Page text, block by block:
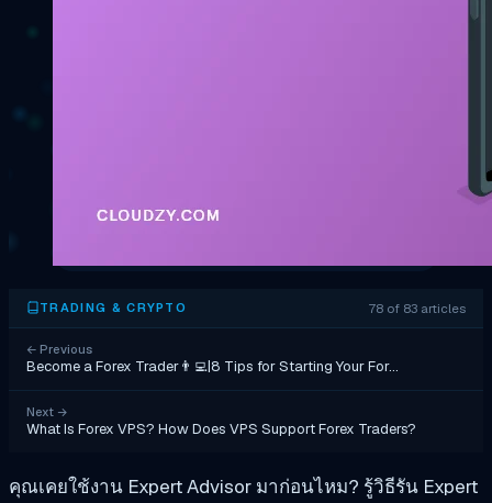
TRADING & CRYPTO 78 of 83 articles
← Previous
Become a Forex Trader👨‍💻|8 Tips for Starting Your For…
Next →
What Is Forex VPS? How Does VPS Support Forex Traders?
คุณเคยใช้งาน Expert Advisor มาก่อนไหม? รู้วิธีรัน Expert